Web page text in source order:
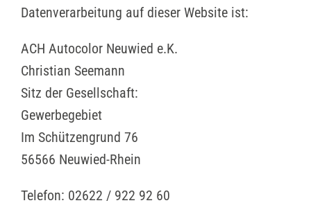
Datenverarbeitung auf dieser Website ist:
ACH Autocolor Neuwied e.K.
Christian Seemann
Sitz der Gesellschaft:
Gewerbegebiet
Im Schützengrund 76
56566 Neuwied-Rhein
Telefon: 02622 / 922 92 60